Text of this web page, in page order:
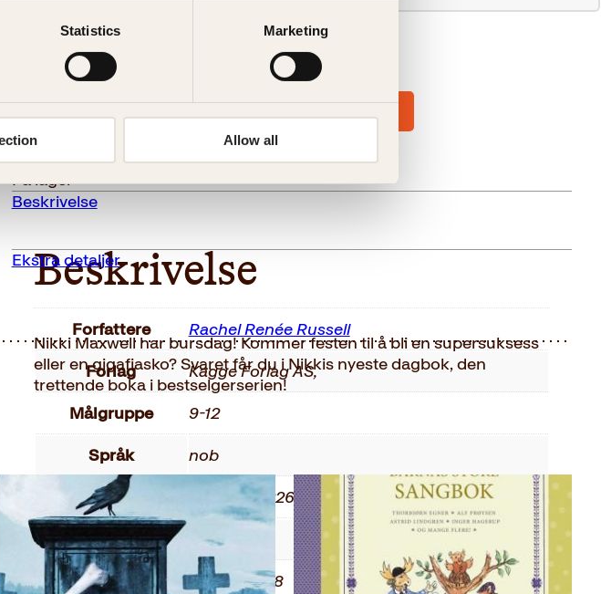
Statistics Marketing
Allow all
Opprinnelig
pris
var:
262kr
Nåværende
pris
er:
mengden
Nedtegnelser
fra
fantastisk
bursdag
-
antall
Kjøp
På lager
Beskrivelse
Beskrivelse
Nikki Maxwell har bursdag! Kommer festen til å bli en supersuksess
eller en gigafiasko? Svaret får du i Nikkis nyeste dagbok, den
trettende boka i bestselgerserien!
Ekstra detaljer
Forfattere Rachel Renée Russell
Forlag Kagge Forlag AS,
Målgruppe 9-12
Språk nob
ISBN 9788248922674
Utgivelsesår 2018
I salg fra 02. Oct 2018